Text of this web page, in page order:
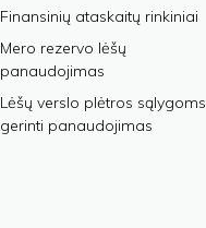
Finansinių ataskaitų rinkiniai
Mero rezervo lėšų
panaudojimas
Lėšų verslo plėtros sąlygoms
gerinti panaudojimas